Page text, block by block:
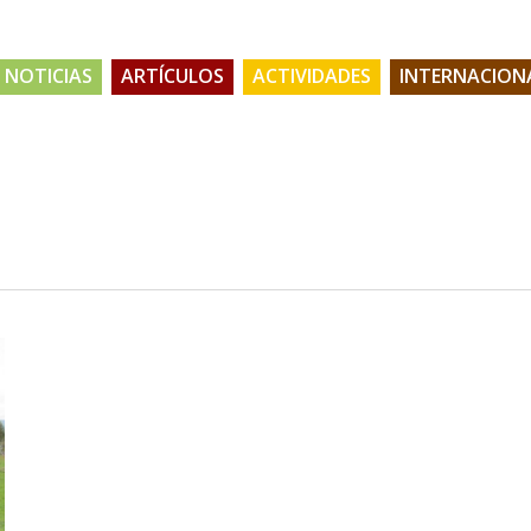
NOTICIAS ARTÍCULOS ACTIVIDADES